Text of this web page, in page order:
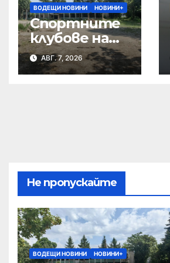
ВОДЕЩИ НОВИНИ НОВИНИ+
Спортните
клубове на
среща с
кмета за
АВГ. 7, 2026
Не пропускайте
ВОДЕЩИ НОВИНИ НОВИНИ+